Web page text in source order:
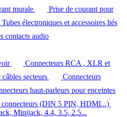
murale
Prise de courant pour
Tubes électroniques et accessoires liés
contacts audio
Connecteurs RCA , XLR et
secteurs
Connecteurs
haut-parleurs pour enceintes
connecteurs (DIN 5 PIN, HDMI...)
Minijack, 4.4, 3.5, 2.5...